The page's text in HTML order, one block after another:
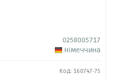
0258005717
Німеччина
Код: 160747-75